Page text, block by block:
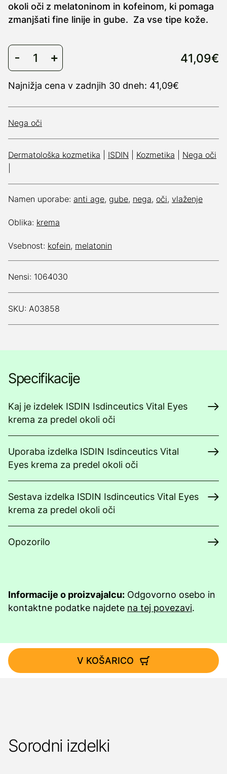
okoli oči z melatoninom in kofeinom, ki pomaga
zmanjšati fine linije in gube. Za vse tipe kože.
41,09€
Najnižja cena v zadnjih 30 dneh: 41,09€
Nega oči
Dermatološka kozmetika ISDIN Kozmetika
Nega oči
Namen uporabe: anti age, gube, nega, oči, vlaženje
Oblika: krema
Vsebnost: kofein, melatonin
Nensi: 1064030
SKU: A03858
Specifikacije
Kaj je izdelek ISDIN Isdinceutics Vital Eyes
krema za predel okoli oči
Uporaba izdelka ISDIN Isdinceutics Vital
Eyes krema za predel okoli oči
Sestava izdelka ISDIN Isdinceutics Vital Eyes
krema za predel okoli oči
Opozorilo
Informacije o proizvajalcu: Odgovorno osebo in
kontaktne podatke najdete na tej povezavi.
V KOŠARICO
Sorodni izdelki